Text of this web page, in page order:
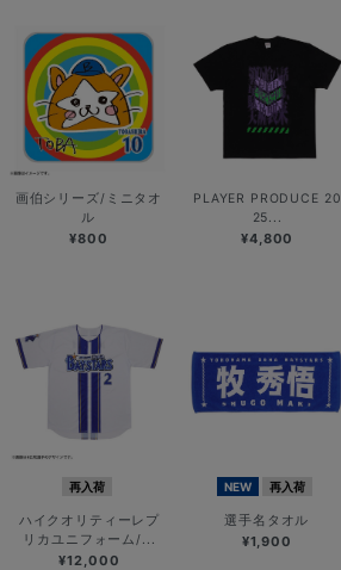
画伯シリーズ/ミニタオ
ル
¥800
PLAYER PRODUCE 20
25...
¥4,800
再入荷
ハイクオリティーレプ
リカユニフォーム/...
¥12,000
NEW 再入荷
選手名タオル
¥1,900